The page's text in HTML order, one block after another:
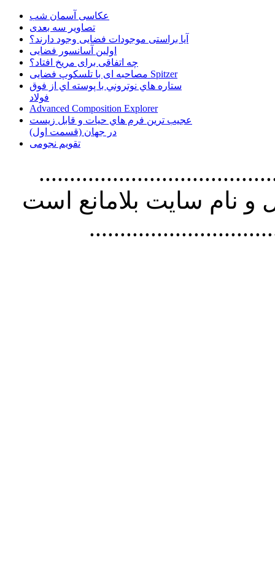
عکاسی آسمان شب
تصاویر سه بعدی
آیا براستی موجودات فضایی وجود دارند؟
اولین آسانسور فضایی
چه اتفاقی برای مریخ افتاد؟
مصاحبه ای با تلسکوپ فضایی Spitzer
ستاره هاي نوتروني با پوسته اي از فوق
فولاد
Advanced Composition Explorer
عجیب ترین فرم هاي حيات و قابل زيست
در جهان (قسمت اول)
تقویم نجومی
استفاده از
نام سايت بلامانع است